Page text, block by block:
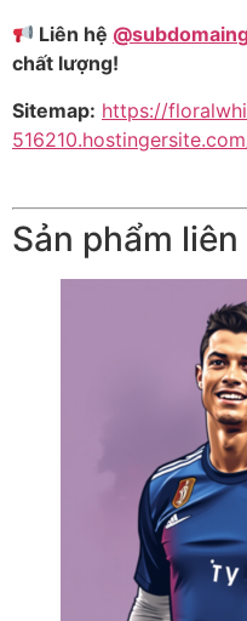
Liên hệ
chất lượng!
Sitemap: https://
Sản phẩm